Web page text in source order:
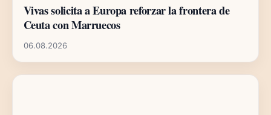
Vivas solicita a Europa reforzar la frontera de
Ceuta con Marruecos
06.08.2026